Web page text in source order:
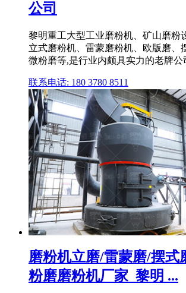
公司
黎明重工大型工业磨粉机、矿山磨粉
立式磨粉机、雷蒙磨粉机、欧版磨、
微粉磨等,是行业内颇具实力的老牌公
联系电话: 180 3780 8511
磨粉机立磨/雷蒙磨/摆式
粉磨磨粉机厂家_黎明 ...